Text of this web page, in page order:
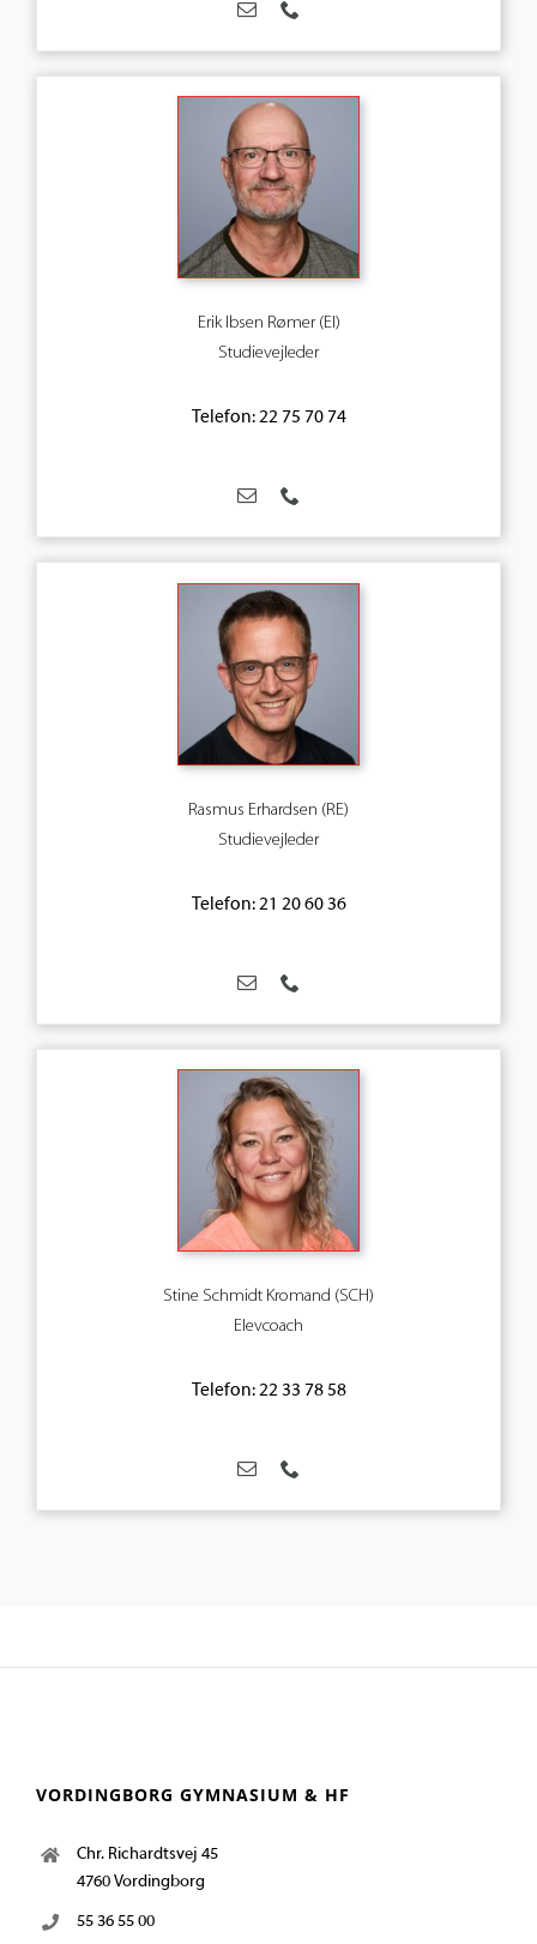
Erik Ibsen Rømer (EI)
Studievejleder
Telefon: 22 75 70 74
Rasmus Erhardsen (RE)
Studievejleder
Telefon: 21 20 60 36
Stine Schmidt Kromand (SCH)
Elevcoach
Telefon: 22 33 78 58
VORDINGBORG GYMNASIUM & HF
Chr. Richardtsvej 45
4760 Vordingborg
55 36 55 00